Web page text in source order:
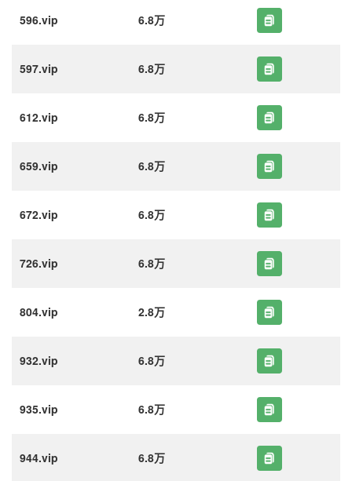
596.vip 6.8万
597.vip 6.8万
612.vip 6.8万
659.vip 6.8万
672.vip 6.8万
726.vip 6.8万
804.vip 2.8万
932.vip 6.8万
935.vip 6.8万
944.vip 6.8万